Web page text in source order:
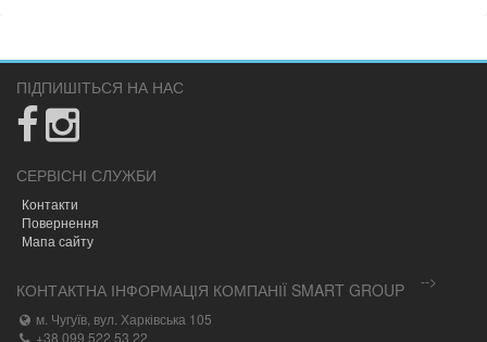
ПІДПИШІТЬСЯ НА НАС
СЕРВІСНІ СЛУЖБИ
Контакти
Повернення
Мапа сайту
-->
КОНТАКТНА ІНФОРМАЦІЯ КОМПАНІЇ SMART GROUP
м. Чугуїв, вул. Харківська 105
+38 099 522 53 22